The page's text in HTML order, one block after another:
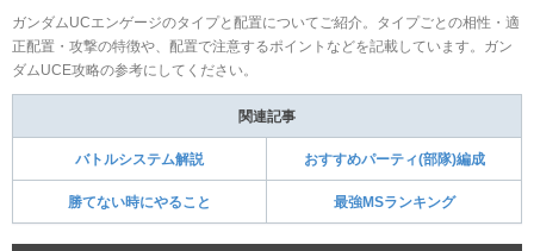
ガンダムUCエンゲージのタイプと配置についてご紹介。タイプごとの相性・適
正配置・攻撃の特徴や、配置で注意するポイントなどを記載しています。ガン
ダムUCE攻略の参考にしてください。
関連記事
バトルシステム解説 おすすめパーティ(部隊)編成
勝てない時にやること 最強MSランキング